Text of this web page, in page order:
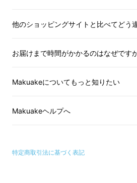
約1000万個！
他のショッピングサイトと比べてどう
お届けまで時間がかかるのはなぜです
Makuakeについてもっと知りたい
Makuakeヘルプへ
特定商取引法に基づく表記